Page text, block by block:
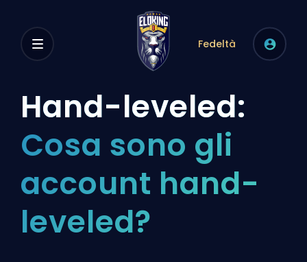
Fedeltà
Hand-leveled:
Cosa sono gli
account hand-
leveled?